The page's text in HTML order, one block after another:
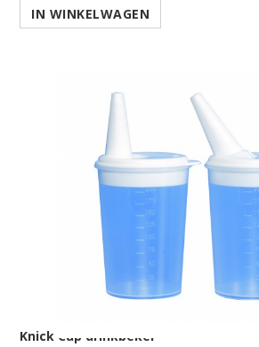
IN WINKELWAGEN
Knick Cup drinkbeker